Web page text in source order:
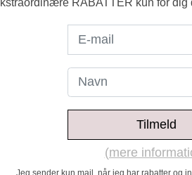
RABATTER kun for dig
Tilmeld
(mere
Jeg sender kun mail, når jeg har rabatter og